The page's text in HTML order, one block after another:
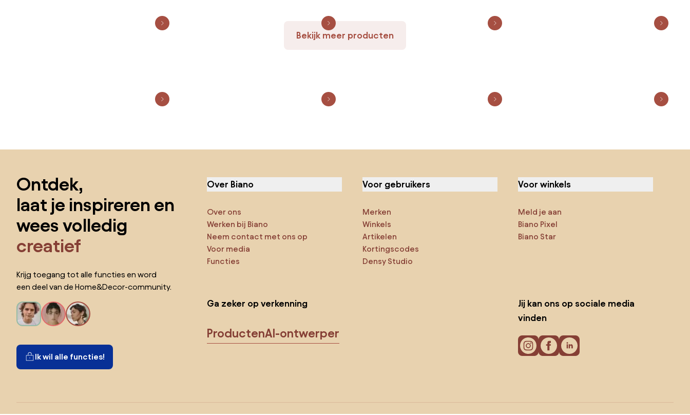
Bekijk meer producten
Ontdek,
laat je inspireren en
wees volledig
creatief
Krijg toegang tot alle functies en word
een deel van de Home&Decor-community.
Ik wil alle functies!
Over Biano
Over ons
Werken bij Biano
Neem contact met ons op
Voor media
Functies
Voor gebruikers
Merken
Winkels
Artikelen
Kortingscodes
Densy Studio
Voor winkels
Meld je aan
Biano Pixel
Biano Star
Ga zeker op verkenning
ProductenAI-ontwerper
Jij kan ons op sociale media
vinden